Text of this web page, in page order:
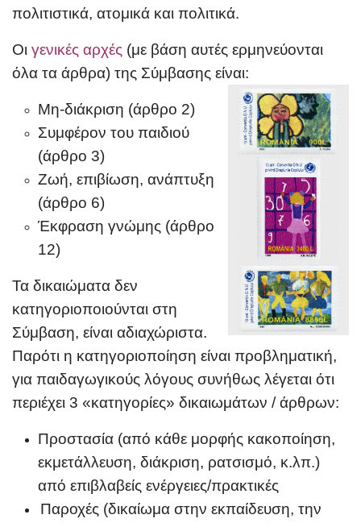
πολιτιστικά, ατομικά και πολιτικά.
Οι γενικές αρχές (με βάση αυτές ερμηνεύονται
όλα τα άρθρα) της Σύμβασης είναι:
Μη-διάκριση (άρθρο 2)
Συμφέρον του παιδιού
(άρθρο 3)
Ζωή, επιβίωση, ανάπτυξη
(άρθρο 6)
Έκφραση γνώμης (άρθρο
12)
Τα δικαιώματα δεν
κατηγοριοποιούνται στη
Σύμβαση, είναι αδιαχώριστα.
Παρότι η κατηγοριοποίηση είναι προβληματική,
για παιδαγωγικούς λόγους συνήθως λέγεται ότι
περιέχει 3 «κατηγορίες» δικαιωμάτων / άρθρων:
Προστασία (από κάθε μορφής κακοποίηση,
εκμετάλλευση, διάκριση, ρατσισμό, κ.λπ.)
από επιβλαβείς ενέργειες/πρακτικές
Παροχές (δικαίωμα στην εκπαίδευση, την